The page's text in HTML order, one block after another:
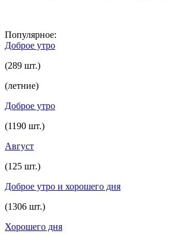
Популярное:
Доброе утро
(289 шт.)
(летние)
Доброе утро
(1190 шт.)
Август
(125 шт.)
Доброе утро и хорошего дня
(1306 шт.)
Хорошего дня